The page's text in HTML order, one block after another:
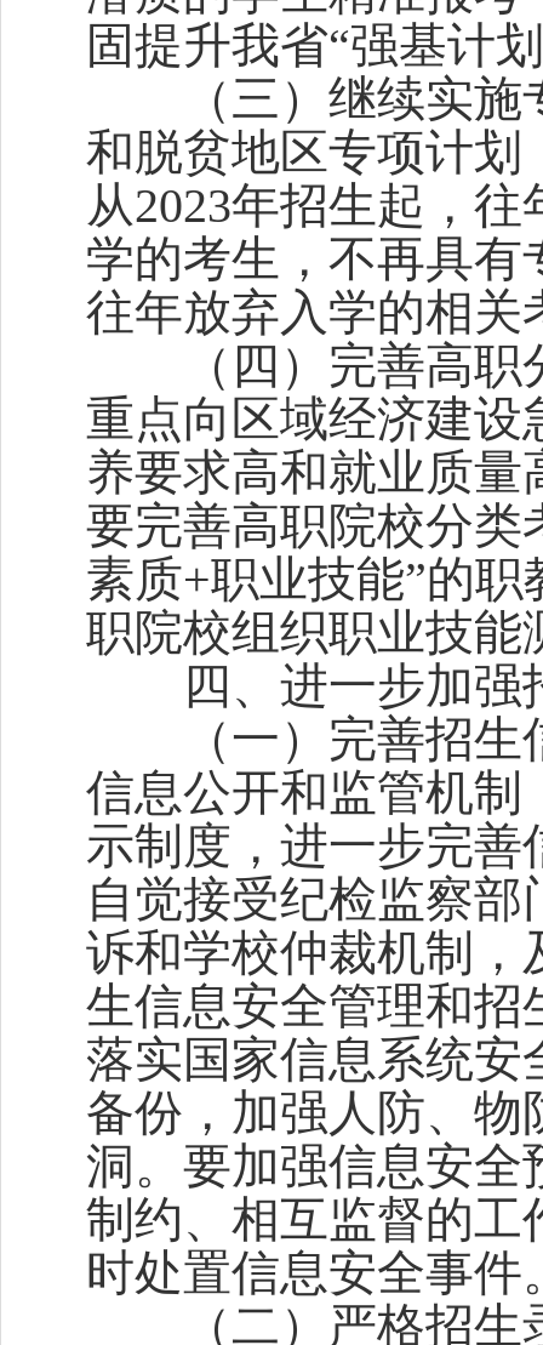
固提升我省“强基计
（三）继续实施
和脱贫地区专项计划
从2023年招生起，
学的考生，不再具
往年放弃入学的相关
（四）完善高职
重点向区域经济建
养要求高和就业质
要完善高职院校分类
素质+职业技能”的
职院校组织职业技能
四、进一步加强
（一）完善招生
信息公开和监管机制
示制度，进一步完
自觉接受纪检监察
诉和学校仲裁机制，
生信息安全管理和招
落实国家信息系统
备份，加强人防、
洞。要加强信息安全
制约、相互监督的工
时处置信息安全事件
（二）严格招生